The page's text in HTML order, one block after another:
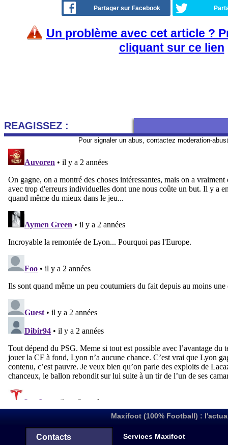
Partager sur Facebook
Un problème avec cet article ?
cliquant sur ce lien
REAGISSEZ :
Pour signaler un abus, contactez moderation-
Maxifoot (100% Football) :
Contacts Services Maxifoot